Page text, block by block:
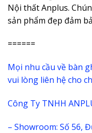
Nội thất Anplus.
sản phẩm đẹp đảm
======
Mọi nhu cầu về bàn
vui lòng liên hệ cho
Công Ty TNHH
– Showroom: Số 56,